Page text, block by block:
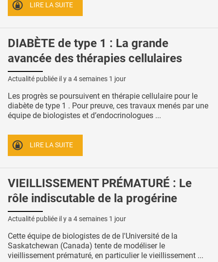
LIRE LA SUITE
DIABÈTE de type 1 : La grande
avancée des thérapies cellulaires
Actualité publiée il y a 4 semaines 1 jour
Les progrès se poursuivent en thérapie cellulaire pour le
diabète de type 1 . Pour preuve, ces travaux menés par une
équipe de biologistes et d’endocrinologues ...
LIRE LA SUITE
VIEILLISSEMENT PRÉMATURÉ : Le
rôle indiscutable de la progérine
Actualité publiée il y a 4 semaines 1 jour
Cette équipe de biologistes de de l'Université de la
Saskatchewan (Canada) tente de modéliser le
vieillissement prématuré, en particulier le vieillissement ...